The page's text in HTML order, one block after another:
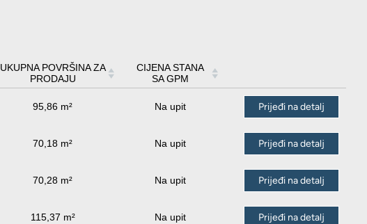
UKUPNA POVRŠINA ZA
PRODAJU
CIJENA STANA
SA GPM
95,86 m² Na upit Prijeđi na detalj
70,18 m² Na upit Prijeđi na detalj
70,28 m² Na upit Prijeđi na detalj
115,37 m² Na upit Prijeđi na detalj